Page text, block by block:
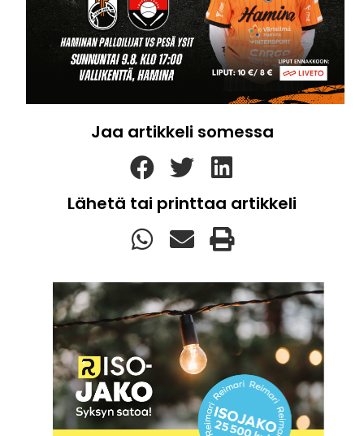
Jaa artikkeli somessa
Lähetä tai printtaa artikkeli